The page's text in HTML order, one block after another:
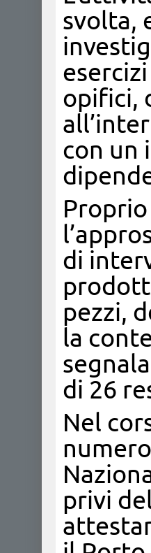
svolta,
opifici,
con un
di
pezzi,
la
di 26
Nel
privi